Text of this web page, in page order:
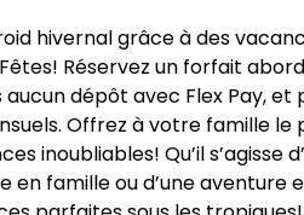
hivernal grâce à des
Réservez un forfait
aucun dépôt avec Flex Pay, et
Offrez à votre famille le
inoubliables! Qu’il s’agisse
en famille ou d’une aventure